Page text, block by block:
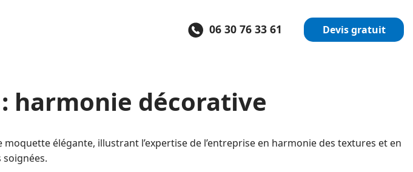
Devis gratuit
06 30 76 33 61
harmonie décorative
élégante, illustrant l’expertise de l’entreprise en harmonie des textures et en